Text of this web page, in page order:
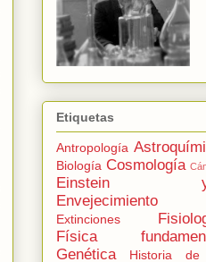
Etiquetas
Antropología
Biología Cosmología
Einstein
Envejecimiento
Extinciones
Física
Genética
Historia